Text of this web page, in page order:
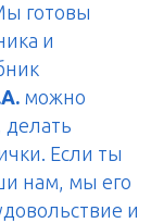
готовы
и
можно
делать
Если ты
нам, мы его
и